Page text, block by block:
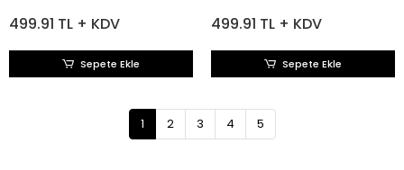
499.91 TL + KDV
Sepete Ekle
499.91 TL + KDV
Sepete Ekle
1 2 3 4 5